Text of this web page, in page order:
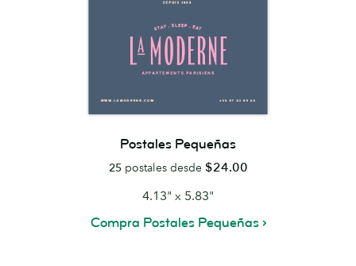
Postales Pequeñas
25postales desde $24.00
4.13" x 5.83"
Compra Postales Pequeñas